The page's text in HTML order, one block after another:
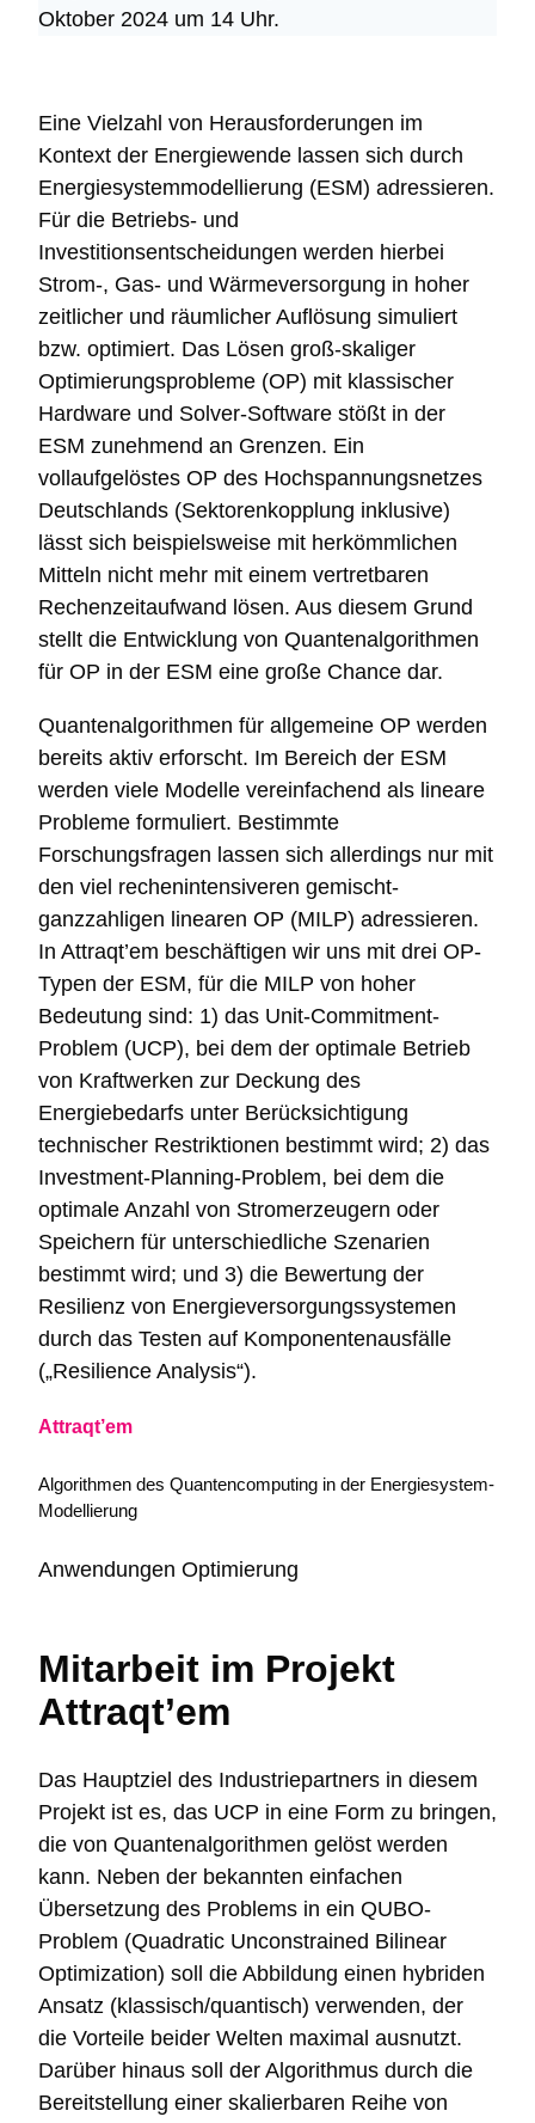
Oktober 2024 um 14 Uhr.
Eine Vielzahl von Herausforderungen im
Kontext der Energiewende lassen sich durch
Energiesystemmodellierung (ESM) adressieren.
Für die Betriebs- und
Investitionsentscheidungen werden hierbei
Strom-, Gas- und Wärmeversorgung in hoher
zeitlicher und räumlicher Auflösung simuliert
bzw. optimiert. Das Lösen groß-skaliger
Optimierungsprobleme (OP) mit klassischer
Hardware und Solver-Software stößt in der
ESM zunehmend an Grenzen. Ein
vollaufgelöstes OP des Hochspannungsnetzes
Deutschlands (Sektorenkopplung inklusive)
lässt sich beispielsweise mit herkömmlichen
Mitteln nicht mehr mit einem vertretbaren
Rechenzeitaufwand lösen. Aus diesem Grund
stellt die Entwicklung von Quantenalgorithmen
für OP in der ESM eine große Chance dar.
Quantenalgorithmen für allgemeine OP werden
bereits aktiv erforscht. Im Bereich der ESM
werden viele Modelle vereinfachend als lineare
Probleme formuliert. Bestimmte
Forschungsfragen lassen sich allerdings nur mit
den viel rechenintensiveren gemischt-
ganzzahligen linearen OP (MILP) adressieren.
In Attraqt’em beschäftigen wir uns mit drei OP-
Typen der ESM, für die MILP von hoher
Bedeutung sind: 1) das Unit-Commitment-
Problem (UCP), bei dem der optimale Betrieb
von Kraftwerken zur Deckung des
Energiebedarfs unter Berücksichtigung
technischer Restriktionen bestimmt wird; 2) das
Investment-Planning-Problem, bei dem die
optimale Anzahl von Stromerzeugern oder
Speichern für unterschiedliche Szenarien
bestimmt wird; und 3) die Bewertung der
Resilienz von Energieversorgungssystemen
durch das Testen auf Komponentenausfälle
(„Resilience Analysis“).
Attraqt’em
Algorithmen des Quantencomputing in der Energiesystem-
Modellierung
Anwendungen Optimierung
Mitarbeit im Projekt
Attraqt’em
Das Hauptziel des Industriepartners in diesem
Projekt ist es, das UCP in eine Form zu bringen,
die von Quantenalgorithmen gelöst werden
kann. Neben der bekannten einfachen
Übersetzung des Problems in ein QUBO-
Problem (Quadratic Unconstrained Bilinear
Optimization) soll die Abbildung einen hybriden
Ansatz (klassisch/quantisch) verwenden, der
die Vorteile beider Welten maximal ausnutzt.
Darüber hinaus soll der Algorithmus durch die
Bereitstellung einer skalierbaren Reihe von